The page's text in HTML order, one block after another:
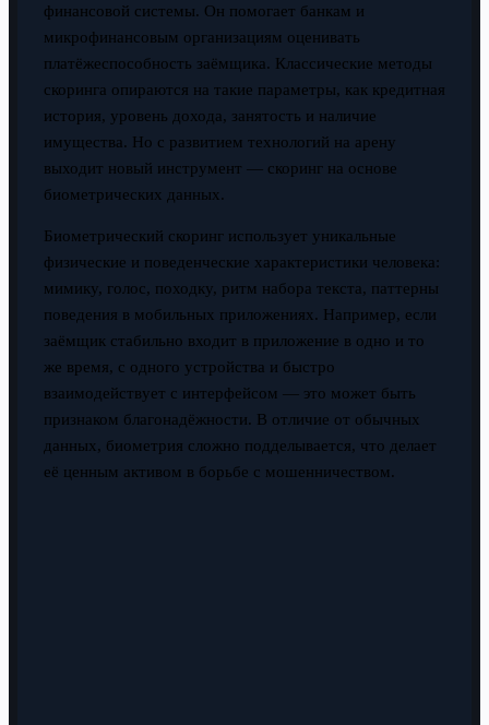
финансовой системы. Он помогает банкам и
микрофинансовым организациям оценивать
платёжеспособность заёмщика. Классические методы
скоринга опираются на такие параметры, как кредитная
история, уровень дохода, занятость и наличие
имущества. Но с развитием технологий на арену
выходит новый инструмент — скоринг на основе
биометрических данных.
Биометрический скоринг использует уникальные
физические и поведенческие характеристики человека:
мимику, голос, походку, ритм набора текста, паттерны
поведения в мобильных приложениях. Например, если
заёмщик стабильно входит в приложение в одно и то
же время, с одного устройства и быстро
взаимодействует с интерфейсом — это может быть
признаком благонадёжности. В отличие от обычных
данных, биометрия сложно подделывается, что делает
её ценным активом в борьбе с мошенничеством.